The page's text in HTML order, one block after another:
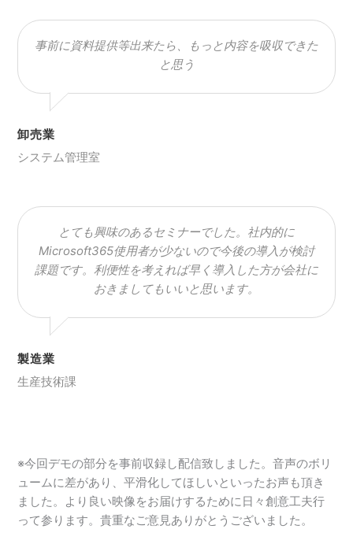
事前に資料提供等出来たら、もっと内容を吸収できた
と思う
卸売業
システム管理室
とても興味のあるセミナーでした。社内的に
Microsoft365使用者が少ないので今後の導入が検討
課題です。利便性を考えれば早く導入した方が会社に
おきましてもいいと思います。
製造業
生産技術課
※今回デモの部分を事前収録し配信致しました。音声のボリ
ュームに差があり、平滑化してほしいといったお声も頂き
ました。より良い映像をお届けするために日々創意工夫行
って参ります。貴重なご意見ありがとうございました。